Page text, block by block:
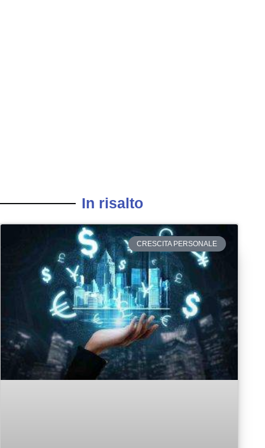
In risalto
CRESCITA PERSONALE